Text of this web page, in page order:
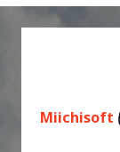
Miichisoft